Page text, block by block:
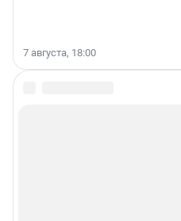
7 августа, 18:00